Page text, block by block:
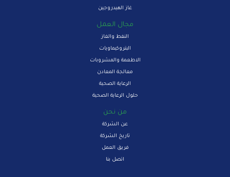
غاز الهيدروجين
مجال العمل
النفط والغاز
البتروكيماويات
الاطعمة والمشروبات
معالجة المعادن
الرعاية الصحية
حلول الرعاية الصحية
من نحن
عن الشركة
تاريخ الشركة
فريق العمل
اتصل بنا